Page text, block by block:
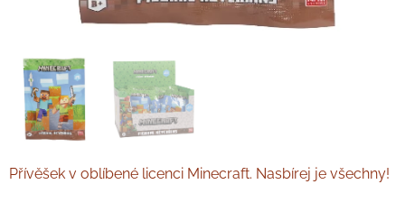
Přívěšek v oblíbené licenci Minecraft. Nasbírej je všechny!